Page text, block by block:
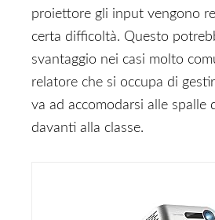
proiettore gli input vengono
certa difficoltà. Questo
svantaggio nei casi molto
relatore che si occupa di
va ad accomodarsi alle spalle
davanti alla classe.